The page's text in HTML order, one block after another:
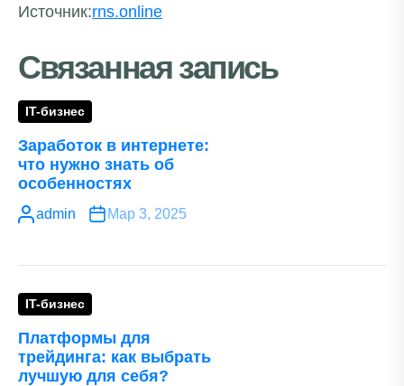
Источник:rns.online
Связанная запись
IT-бизнес
Заработок в интернете:
что нужно знать об
особенностях
admin Мар 3, 2025
IT-бизнес
Платформы для
трейдинга: как выбрать
лучшую для себя?